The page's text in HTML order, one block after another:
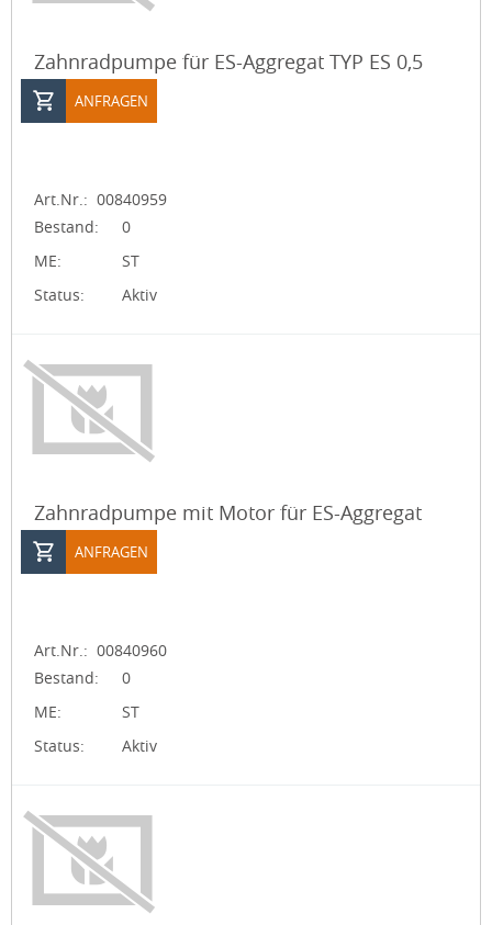
Zahnradpumpe für ES-Aggregat TYP ES 0,5
ANFRAGEN
Art.Nr.: 00840959
Bestand:
0
ME:
ST
Status:
Aktiv
Zahnradpumpe mit Motor für ES-Aggregat
ANFRAGEN
Art.Nr.: 00840960
Bestand:
0
ME:
ST
Status:
Aktiv